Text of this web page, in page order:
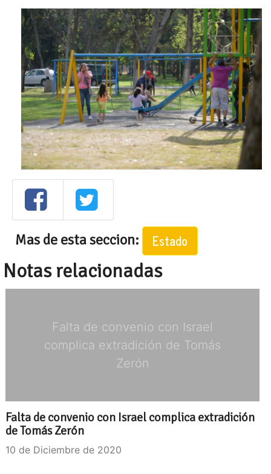
Mas de esta seccion: Estado
Notas relacionadas
Falta de convenio con Israel
complica extradición de Tomás
Zerón
Falta de convenio con Israel complica extradición
de Tomás Zerón
10 de Diciembre de 2020